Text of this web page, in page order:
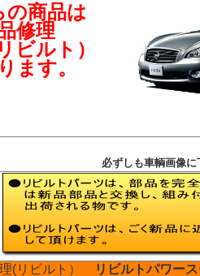
の商品は
修理
ビルト）
ます。
必ずしも車輌画像に
(リビルト） リビルトパワー